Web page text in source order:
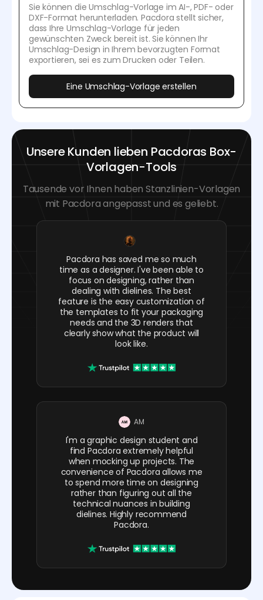
Sie können die Umschlag-Vorlage im AI-, PDF- oder
DXF-Format herunterladen. Pacdora stellt sicher,
dass Ihre Umschlag-Vorlage für jeden
gewünschten Zweck bereit ist. Sie können Ihr
Umschlag-Design in Ihrem bevorzugten Format
exportieren, sei es zum Drucken oder Teilen.
Eine Umschlag-Vorlage erstellen
Unsere Kunden lieben Pacdoras Box-
Vorlagen-Tools
Tausende vor Ihnen haben Stanzlinien-Vorlagen
mit Pacdora angepasst und es geliebt.
Pacdora has saved me so much
time as a designer. I've been able to
focus on designing, rather than
dealing with dielines. The best
feature is the easy customization of
the templates to fit your packaging
needs and the 3D renders that
clearly show what the product will
look like.
AM
I'm a graphic design student and
find Pacdora extremely helpful
when mocking up projects. The
convenience of Pacdora allows me
to spend more time on designing
rather than figuring out all the
technical nuances in building
dielines. Highly recommend
Pacdora.